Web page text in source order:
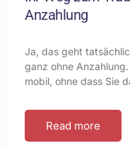
Anzahlung
Ja, das geht
ganz ohne
mobil, ohne dass Sie
Read more